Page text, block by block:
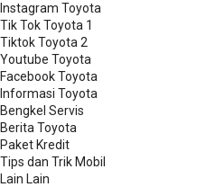
Instagram Toyota
Tik Tok Toyota 1
Tiktok Toyota 2
Youtube Toyota
Facebook Toyota
Informasi Toyota
Bengkel Servis
Berita Toyota
Paket Kredit
Tips dan Trik Mobil
Lain Lain